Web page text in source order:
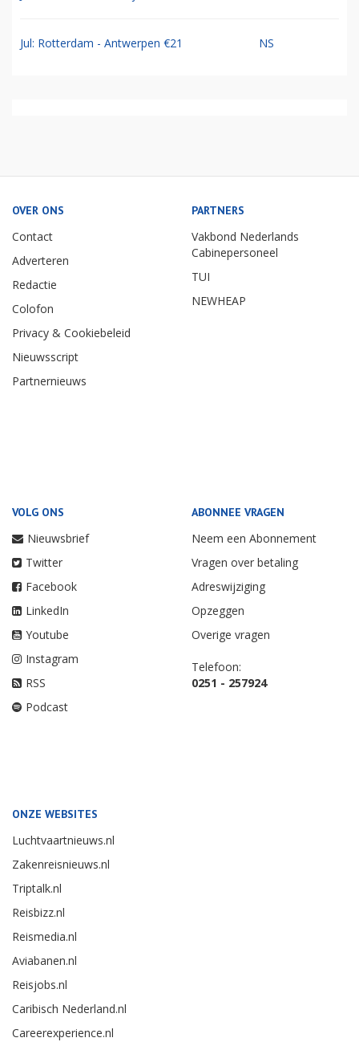
Jul: Rotterdam - Antwerpen €21 NS
OVER ONS
Contact
Adverteren
Redactie
Colofon
Privacy & Cookiebeleid
Nieuwsscript
Partnernieuws
PARTNERS
Vakbond Nederlands
Cabinepersoneel
TUI
NEWHEAP
VOLG ONS
Nieuwsbrief
Twitter
Facebook
LinkedIn
Youtube
Instagram
RSS
Podcast
ABONNEE VRAGEN
Neem een Abonnement
Vragen over betaling
Adreswijziging
Opzeggen
Overige vragen
Telefoon:
0251 - 257924
ONZE WEBSITES
Luchtvaartnieuws.nl
Zakenreisnieuws.nl
Triptalk.nl
Reisbizz.nl
Reismedia.nl
Aviabanen.nl
Reisjobs.nl
Caribisch Nederland.nl
Careerexperience.nl